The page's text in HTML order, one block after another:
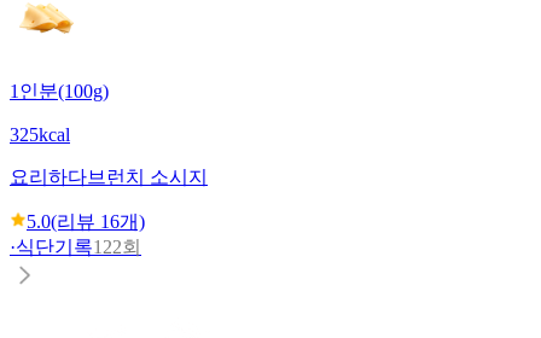
1인분(100g)
325kcal
요리하다브런치 소시지
5.0(리뷰 16개)
·식단기록122회